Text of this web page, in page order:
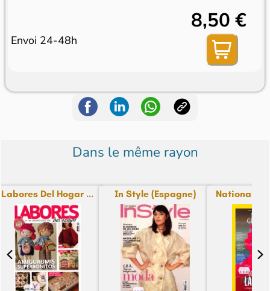
Envoi 24-48h
8,50 €
Dans le même rayon
Labores Del Hogar ... In Style (Espagne) National